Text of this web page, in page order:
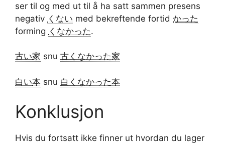
ser til og med ut til å ha satt sammen presens
negativ くない med bekreftende fortid かった
forming くなかった.
古い家 snu 古くなかった家
白い本 snu 白くなかった本
Konklusjon
Hvis du fortsatt ikke finner ut hvordan du lager